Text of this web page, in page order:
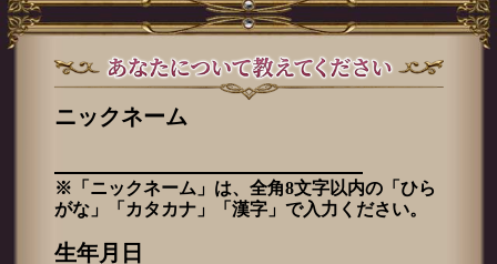
ニックネーム
※「ニックネーム」は、全角8文字以内の「ひら
がな」「カタカナ」「漢字」で入力ください。
生年月日